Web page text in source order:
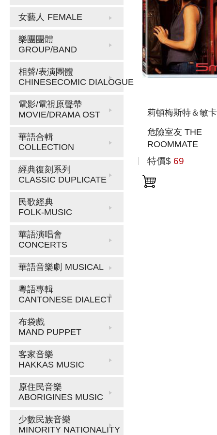
女藝人 FEMALE
樂團團體
GROUP/BAND
相聲/表演團體
CHINESECOMIC DIALOGUE
電影/電視原聲帶
MOVIE/DRAMA OST
華語合輯
COLLECTION
經典復刻系列
CLASSIC DUPLICATE
民歌經典
FOLK-MUSIC
華語演唱會
CONCERTS
華語音樂劇 MUSICAL
粵語專輯
CANTONESE DIALECT
布袋戲
MAND PUPPET
客家音樂
HAKKAS MUSIC
原住民音樂
ABORIGINES MUSIC
少數民族音樂
MINORITY NATIONALITY
莉頓梅斯特＆敏
危險室友 THE
ROOMMATE
特價$ 69